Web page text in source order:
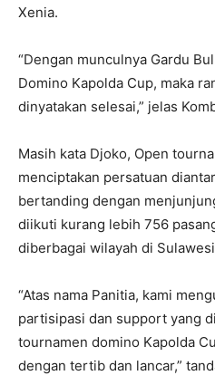
Xenia.
“Dengan munculnya Gardu
Domino Kapolda Cup, maka
dinyatakan selesai,” jelas
Masih kata Djoko, Open
menciptakan persatuan
bertanding dengan
diikuti kurang lebih 756
diberbagai wilayah di
“Atas nama Panitia, kami
partisipasi dan support yang
tournamen domino Kapolda
dengan tertib dan lancar,”